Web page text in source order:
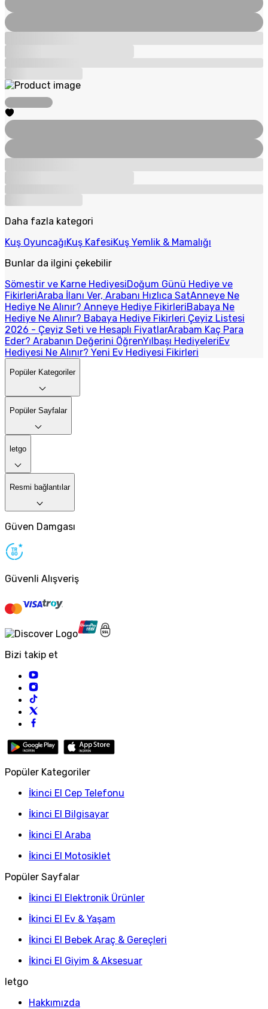
Daha fazla kategori
Kuş OyuncağıKuş KafesiKuş Yemlik & Mamalığı
Bunlar da ilgini çekebilir
Sömestir ve Karne HediyesiDoğum Günü Hediye ve
FikirleriAraba İlanı Ver, Arabanı Hızlıca SatAnneye Ne
Hediye Ne Alınır? Anneye Hediye FikirleriBabaya Ne
Hediye Ne Alınır? Babaya Hediye Fikirleri Çeyiz Listesi
2026 - Çeyiz Seti ve Hesaplı FiyatlarArabam Kaç Para
Eder? Arabanın Değerini ÖğrenYılbaşı HediyeleriEv
Hediyesi Ne Alınır? Yeni Ev Hediyesi Fikirleri
Popüler Kategoriler
Popüler Sayfalar
letgo
Resmi bağlantılar
Güven Damgası
Güvenli Alışveriş
Bizi takip et
Popüler Kategoriler
İkinci El Cep Telefonu
İkinci El Bilgisayar
İkinci El Araba
İkinci El Motosiklet
Popüler Sayfalar
İkinci El Elektronik Ürünler
İkinci El Ev & Yaşam
İkinci El Bebek Araç & Gereçleri
İkinci El Giyim & Aksesuar
letgo
Hakkımızda